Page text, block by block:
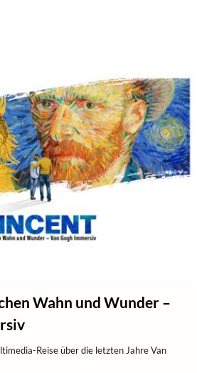
Wahn und Wunder –
Reise über die letzten Jahre Van